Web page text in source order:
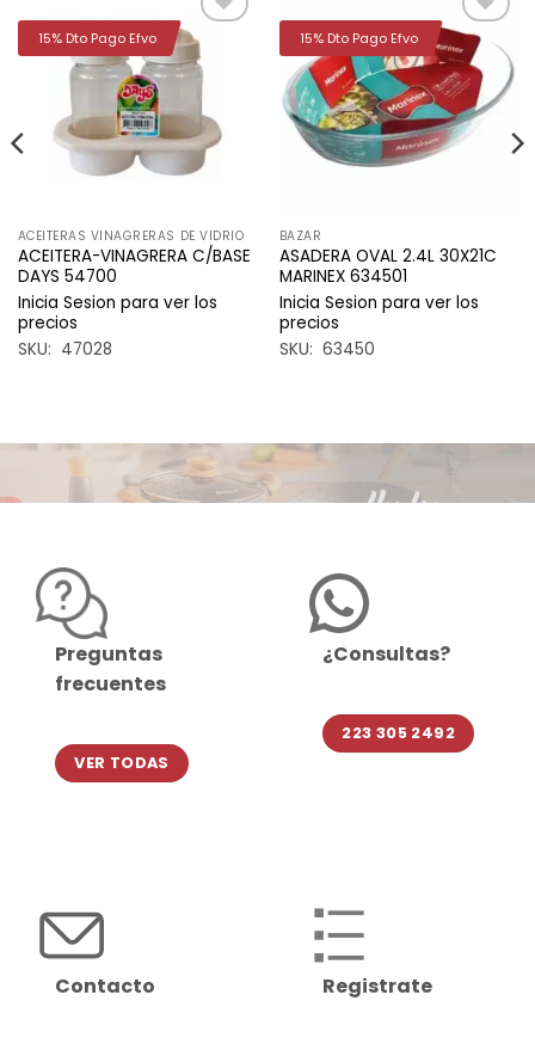
Añadir
lista de
deseos
ACEITERAS VINAGRERAS DE VIDRIO
ACEITERA-VINAGRERA C/BASE
DAYS 54700
Inicia Sesion para ver los
precios
SKU: 47028
15% Dto Pago Efvo
Añadir
a la
lista de
deseos
BAZAR
ASADERA OVAL 2.4L 30X21C
MARINEX 634501
Inicia Sesion para ver los
precios
SKU: 63450
15% Dto Pago Efvo
Preguntas
frecuentes
VER TODAS
¿Consultas?
223 305 2492
Contacto Registrate